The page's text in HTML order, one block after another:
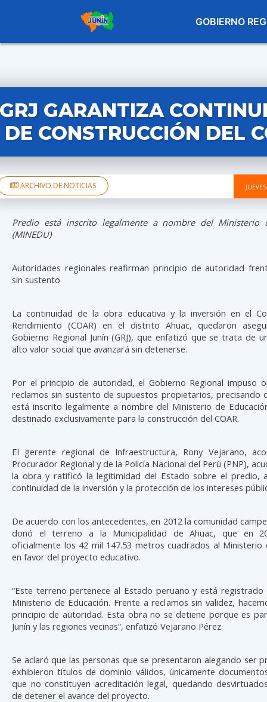
GOBIERNO
GARANTIZA
DE CONSTRUCCIÓN DEL
ARCHIVO DE NOTICIAS
Predio está inscrito legalmente a nombre del Ministerio
(MINEDU)
Autoridades regionales reafirman principio de autoridad
sin sustento
La continuidad de la obra educativa y la inversión en el
Rendimiento (COAR) en el distrito Ahuac, quedaron
Gobierno Regional Junín (GRJ), que enfatizó que se trata de
alto valor social que avanzará sin detenerse.
Por el principio de autoridad, el Gobierno Regional impuso
reclamos sin sustento de supuestos propietarios, precisando
está inscrito legalmente a nombre del Ministerio de
destinado exclusivamente para la construcción del COAR.
El gerente regional de Infraestructura, Rony Vejarano,
Procurador Regional y de la Policía Nacional del Perú (PNP),
la obra y ratificó la legitimidad del Estado sobre el predio,
continuidad de la inversión y la protección de los intereses
De acuerdo con los antecedentes, en 2012 la comunidad
donó el terreno a la Municipalidad de Ahuac, que en
oficialmente los 42 mil 147.53 metros cuadrados al Ministerio
en favor del proyecto educativo.
“Este terreno pertenece al Estado peruano y está
Ministerio de Educación. Frente a reclamos sin validez,
principio de autoridad. Esta obra no se detiene porque es
Junín y las regiones vecinas”, enfatizó Vejarano Pérez.
Se aclaró que las personas que se presentaron alegando ser
exhibieron títulos de dominio válidos, únicamente
que no constituyen acreditación legal, quedando
de detener el avance del proyecto.